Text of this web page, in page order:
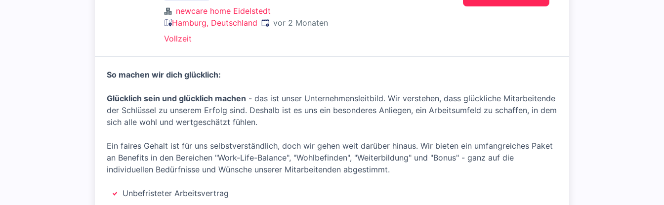
newcare home Eidelstedt
Hamburg, Deutschland Veröffentlicht:
vor 2 Monaten
Vollzeit
So machen wir dich glücklich:
Glücklich sein und glücklich machen - das ist unser Unternehmensleitbild. Wir verstehen, dass glückliche Mitarbeitende
der Schlüssel zu unserem Erfolg sind. Deshalb ist es uns ein besonderes Anliegen, ein Arbeitsumfeld zu schaffen, in dem
sich alle wohl und wertgeschätzt fühlen.
Ein faires Gehalt ist für uns selbstverständlich, doch wir gehen weit darüber hinaus. Wir bieten ein umfangreiches Paket
an Benefits in den Bereichen "Work-Life-Balance", "Wohlbefinden", "Weiterbildung" und "Bonus" - ganz auf die
individuellen Bedürfnisse und Wünsche unserer Mitarbeitenden abgestimmt.
Unbefristeter Arbeitsvertrag